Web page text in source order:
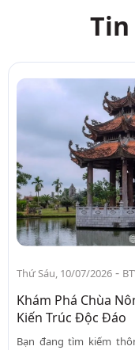
Thứ Sáu, 10/07/2026 -
Khám Phá Chùa
Kiến Trúc Độc Đáo
Bạn đang tìm kiếm